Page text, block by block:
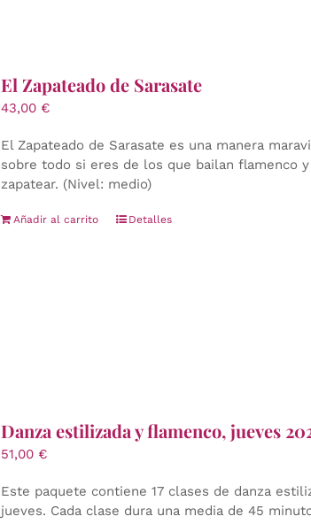
El Zapateado de Sarasate
43,00 €
El Zapateado de Sarasate es una manera
sobre todo si eres de los que bailan flamenco
zapatear. (Nivel: medio)
Añadir al carrito Detalles
Danza estilizada y flamenco, jueves
51,00 €
Este paquete contiene 17 clases de danza
jueves. Cada clase dura una media de 45